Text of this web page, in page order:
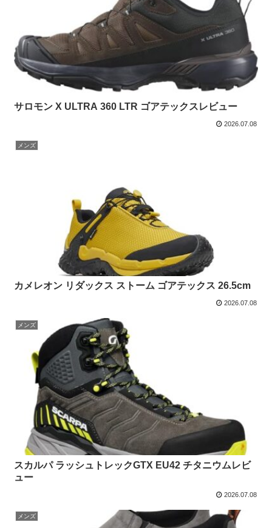
サロモン X ULTRA 360 LTR ゴアテックスレビュー
2026.07.08
メンズ
カメレオン リダックス ストーム ゴアテックス 26.5cm
2026.07.08
メンズ
スカルパ ラッシュトレックGTX EU42 チタニウムレビ
ュー
2026.07.08
メンズ